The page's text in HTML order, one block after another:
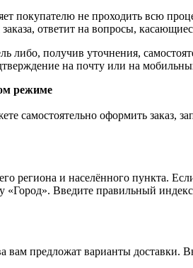
покупателю не проходить всю
ответит на вопросы,
либо, получив уточнения,
на почту или на
режиме
самостоятельно оформить заказ,
региона и населённого пункта.
«Город». Введите правильный
вам предложат варианты доставки.